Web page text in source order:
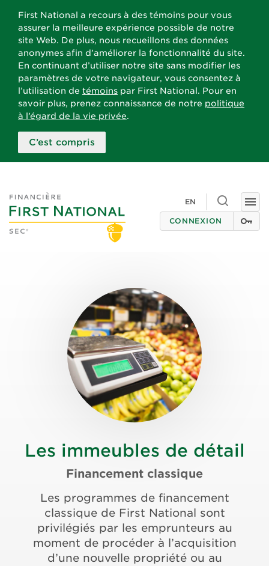
First National a recours à des témoins pour vous
assurer la meilleure expérience possible de notre
site Web. De plus, nous recueillons des données
anonymes afin d’améliorer la fonctionnalité du site.
En continuant d’utiliser notre site sans modifier les
paramètres de votre navigateur, vous consentez à
l’utilisation de témoins par First National. Pour en
savoir plus, prenez connaissance de notre politique
à l’égard de la vie privée.
C’est compris
EN
Toggle
search
CONNEXION
Les immeubles de détail
Financement classique
Les programmes de financement
classique de First National sont
privilégiés par les emprunteurs au
moment de procéder à l’acquisition
d’une nouvelle propriété ou au